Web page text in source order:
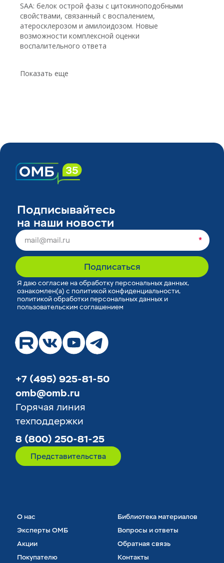
SAA: белок острой фазы с цитокиноподобными
свойствами, связанный с воспалением,
атеросклерозом и амилоидозом. Новые
возможности комплексной оценки
воспалительного ответа
Показать еще
Подписывайтесь
на наши новости
*
Подписаться
Я даю согласие на обработку персональных данных,
ознакомлен(а) с политикой конфиденциальности,
политикой обработки персональных данных и
пользовательским соглашением
+7 (495) 925-81-50
omb@omb.ru
Горячая линия
техподдержки
8 (800) 250-81-25
Представительства
О нас
Эксперты ОМБ
Акции
Покупателю
Библиотека материалов
Вопросы и ответы
Обратная связь
Контакты